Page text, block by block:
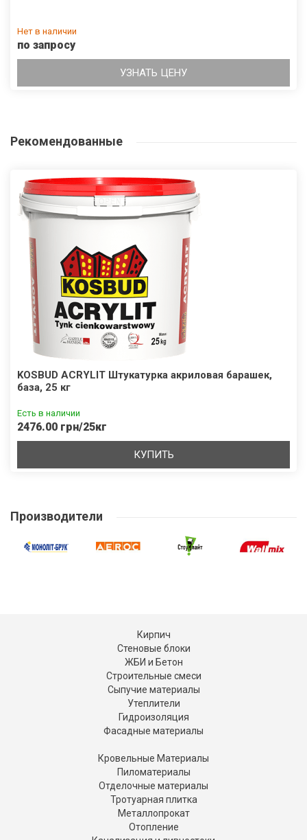
Нет в наличии
по запросу
УЗНАТЬ ЦЕНУ
Рекомендованные
KOSBUD ACRYLIT Штукатурка акриловая барашек,
база, 25 кг
Есть в наличии
2476.00 грн/25кг
КУПИТЬ
Производители
Кирпич
Стеновые блоки
ЖБИ и Бетон
Строительные смеси
Сыпучие материалы
Утеплители
Гидроизоляция
Фасадные материалы
Кровельные Материалы
Пиломатериалы
Отделочные материалы
Тротуарная плитка
Металлопрокат
Отопление